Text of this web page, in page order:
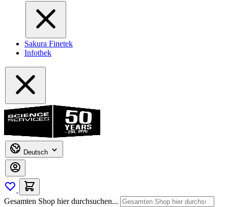
Sakura Finetek
Infothek
Deutsch
Gesamten Shop hier durchsuchen...